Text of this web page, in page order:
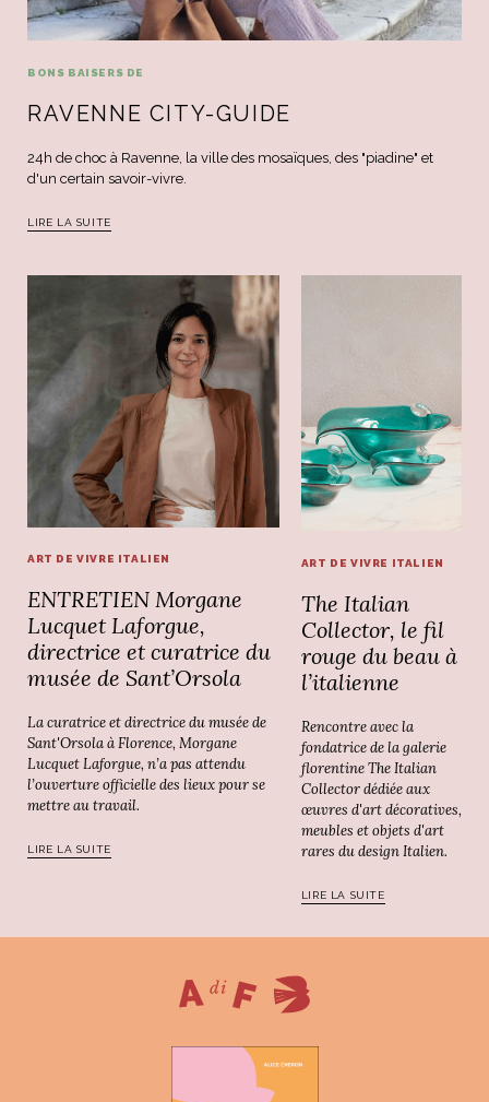
BONS BAISERS DE
RAVENNE CITY-GUIDE
24h de choc à Ravenne, la ville des mosaïques, des "piadine" et
d'un certain savoir-vivre.
LIRE LA SUITE
ART DE VIVRE ITALIEN
ENTRETIEN Morgane
Lucquet Laforgue,
directrice et curatrice du
musée de Sant’Orsola
La curatrice et directrice du musée de
Sant'Orsola à Florence, Morgane
Lucquet Laforgue, n’a pas attendu
l’ouverture officielle des lieux pour se
mettre au travail.
LIRE LA SUITE
ART DE VIVRE ITALIEN
The Italian
Collector, le fil
rouge du beau à
l’italienne
Rencontre avec la
fondatrice de la galerie
florentine The Italian
Collector dédiée aux
œuvres d'art décoratives,
meubles et objets d'art
rares du design Italien.
LIRE LA SUITE